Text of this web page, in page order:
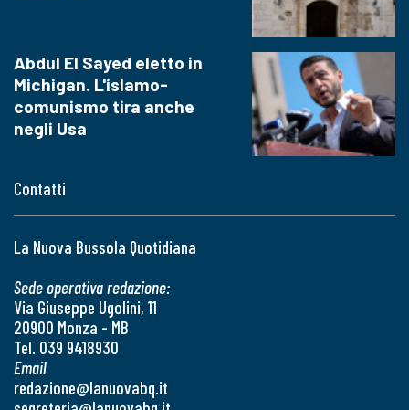
Contatti
La Nuova Bussola Quotidiana
Sede operativa redazione:
Via Giuseppe Ugolini, 11
20900 Monza - MB
Tel. 039 9418930
Email
redazione@lanuovabq.it
Abdul El Sayed eletto in
Michigan. L'islamo-
comunismo tira anche
negli Usa